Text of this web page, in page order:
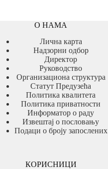
О НАМА
Лична карта
Надзорни одбор
Директор
Руководство
Организациона структура
Статут Предузећа
Политика квалитета
Политика приватности
Информатор о раду
Извештај о пословању
Подаци о броју запослених
КОРИСНИЦИ